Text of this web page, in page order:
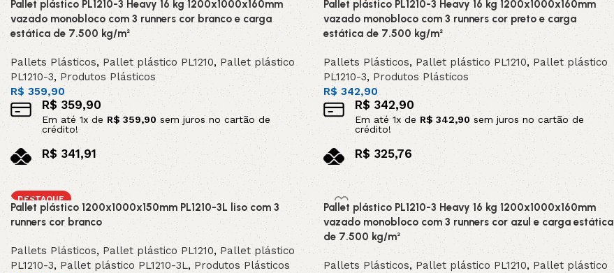
Pallet plástico PL1210-3 Heavy 16 kg 1200x1000x160mm
vazado monobloco com 3 runners cor branco e carga
estática de 7.500 kg/m²
Pallets Plásticos, Pallet plástico PL1210,Pallet plástico
PL1210-3,Produtos Plásticos
R$ 359,90
R$ 359,90
Em até 1x de R$ 359,90sem juros no cartão de
crédito!
R$341,91
no pix
Adicionar ao carrinho
Pallet plástico PL1210-3 Heavy 16 kg 1200x1000x160mm
vazado monobloco com 3 runners cor preto e carga
estática de 7.500 kg/m²
Pallets Plásticos,Pallet plástico PL1210,Pallet plástico
PL1210-3, Produtos Plásticos
R$342,90
R$ 342,90
Em até1x deR$ 342,90sem juros no cartão de
crédito!
R$ 325,76
no pix
Adicionar ao carrinho
DESTAQUE
Pallet plástico 1200x1000x150mm PL1210-3L liso com 3
runners cor branco
Pallets Plásticos, Pallet plástico PL1210,Pallet plástico
PL1210-3, Pallet plástico PL1210-3L,Produtos Plásticos
Pallet plástico PL1210-3 Heavy 16 kg 1200x1000x160mm
vazado monobloco com 3 runners cor azul e carga estática
de 7.500 kg/m²
Pallets Plásticos, Pallet plástico PL1210, Pallet plástico